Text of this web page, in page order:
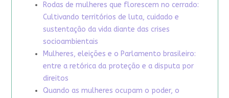
Rodas de mulheres que florescem no cerrado:
Cultivando territórios de luta, cuidado e
sustentação da vida diante das crises
socioambientais
Mulheres, eleições e o Parlamento brasileiro:
entre a retórica da proteção e a disputa por
direitos
Quando as mulheres ocupam o poder, o